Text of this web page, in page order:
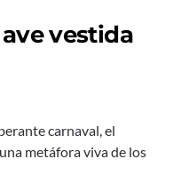
vestida
carnaval, el
metáfora viva de los